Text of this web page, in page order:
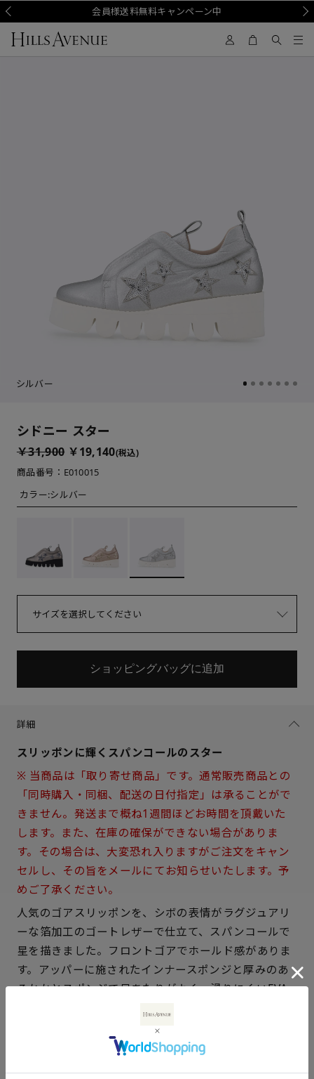
会員様送料無料キャンペーン中
シルバー
シドニー スター
￥31,900 ￥19,140(税込)
商品番号：E010015
カラー:シルバー
サイズを選択してください
サイズを選択してください
21.5cm △ 概ね１週間後に発送
22cm × 在庫なし
× 在庫なし
ショッピングバッグに追加
詳細
スリッポンに輝くスパンコールのスター
※ 当商品は「取り寄せ商品」です。通常販売商品との
「同時購入・同梱、配送の日付指定」は承ることがで
きません。発送まで概ね1週間ほどお時間を頂戴いた
します。また、在庫の確保ができない場合がありま
す。その場合は、大変恐れ入りますがご注文をキャン
セルし、その旨をメールにてお知らせいたします。予
めご了承ください。
人気のゴアスリッポンを、シボの表情がラグジュアリ
ーな箔加工のゴートレザーで仕立て、スパンコールで
星を描きました。フロントゴアでホールド感がありま
す。アッパーに施されたインナースポンジと厚みのあ
るかかとスポンジで足あたりがよく、滑りにくいEVA
仕様